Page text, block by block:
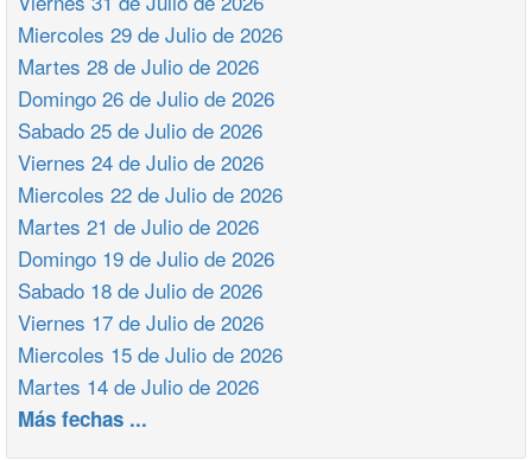
Miercoles 29 de Julio de 2026
Martes 28 de Julio de 2026
Domingo 26 de Julio de 2026
Sabado 25 de Julio de 2026
Viernes 24 de Julio de 2026
Miercoles 22 de Julio de 2026
Martes 21 de Julio de 2026
Domingo 19 de Julio de 2026
Sabado 18 de Julio de 2026
Viernes 17 de Julio de 2026
Miercoles 15 de Julio de 2026
Martes 14 de Julio de 2026
Más fechas ...